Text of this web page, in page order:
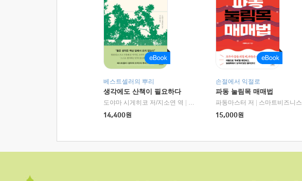
베스트셀러의 뿌리
생각에도 산책이 필요하다
도야마 시게히코 저/지소연 역
알에이치코리아(RHK)
14,400원
손절에서 익절로
파동 눌림목 매매법
파동마스터 저
스마트비즈니스
15,000원